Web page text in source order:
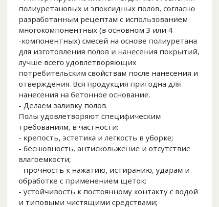
полиуретановых и эпоксидных полов, согласно
разработанным рецептам с использованием
многокомпонентных (в основном 3 или 4
-компонентных) смесей на основе полиуретана
для изготовления полов и нанесения покрытий,
лучше всего удовлетворяющих
потребительским свойствам после нанесения и
отверждения. Вся продукция пригодна для
нанесения на бетонное основание.
- Делаем заливку полов.
Полы удовлетворяют специфическим
требованиям, в частности:
- крепость, эстетика и легкость в уборке;
- бесшовность, антискольжение и отсутствие
влагоемкости;
- прочность к нажатию, истиранию, ударам и
обработке с применением щеток;
- устойчивость к постоянному контакту с водой
и типовыми чистящими средствами;